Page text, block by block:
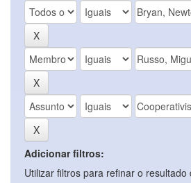
Adicionar filtros:
Utilizar filtros para refinar o resultado